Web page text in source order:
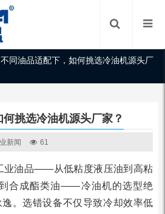
不同油品适配下，如何挑选冷油机源头厂
挑选冷油机源头厂家？
新闻 61
业油品——从低粘度液压油到高粘
合成酯类油——冷油机的选型绝
逸。选错设备不仅导致冷却效率低